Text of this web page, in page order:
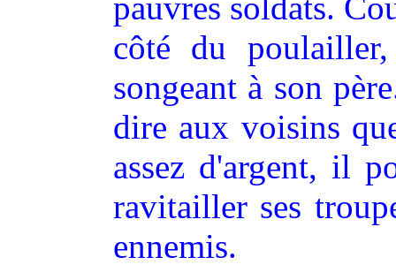
côté du
songeant à son
dire aux voisins
assez d'argent, il
ravitailler ses
ennemis.